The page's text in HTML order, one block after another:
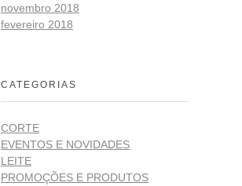
novembro 2018
fevereiro 2018
CATEGORIAS
CORTE
EVENTOS E NOVIDADES
LEITE
PROMOÇÕES E PRODUTOS